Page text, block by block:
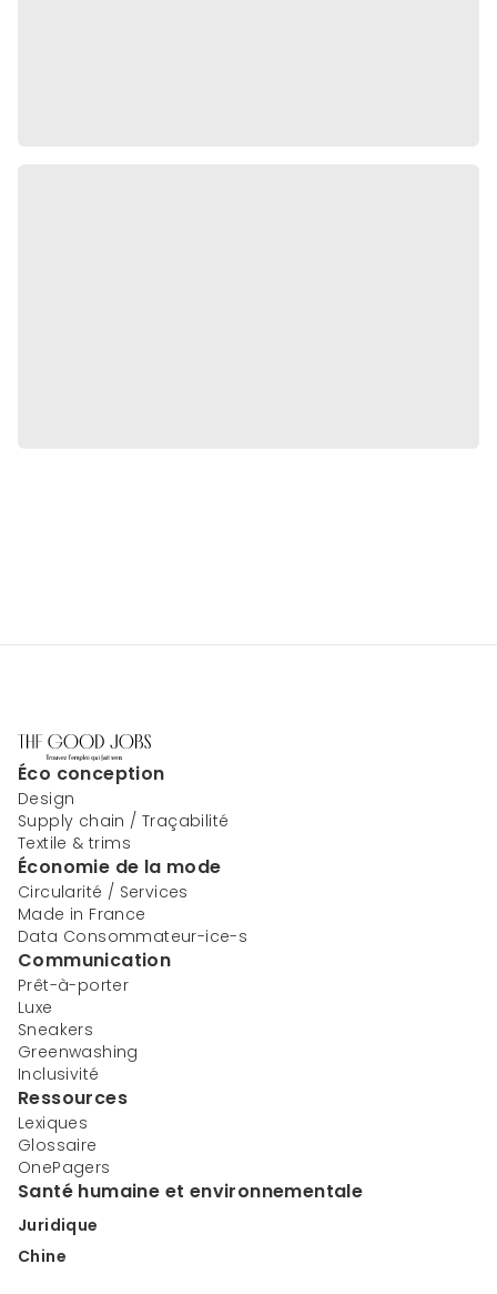
Éco conception
Design
Supply chain / Traçabilité
Textile & trims
Économie de la mode
Circularité / Services
Made in France
Data Consommateur-ice-s
Communication
Prêt-à-porter
Luxe
Sneakers
Greenwashing
Inclusivité
Ressources
Lexiques
Glossaire
OnePagers
Santé humaine et environnementale
Juridique
Chine